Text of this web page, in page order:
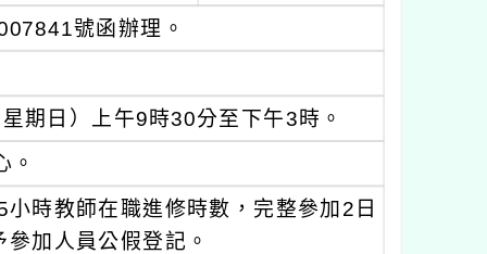
號函辦理。
期日）上午9時30分至下午3時。
。
時教師在職進修時數，完整參加2日
加人員公假登記。